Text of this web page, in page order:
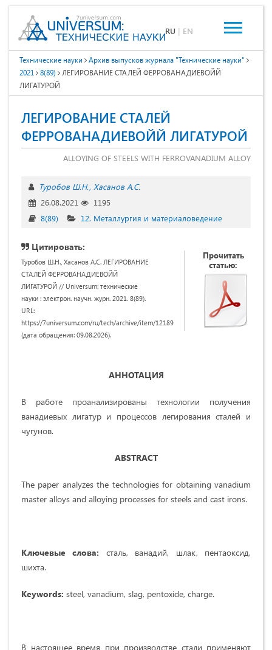
RU | EN
Технические науки
Архив выпусков журнала "Технические науки"
2021
8(89)
ЛЕГИРОВАНИЕ СТАЛЕЙ ФЕРРОВАНАДИЕВОЙЙ
ЛИГАТУРОЙ
ЛЕГИРОВАНИЕ СТАЛЕЙ
ФЕРРОВАНАДИЕВОЙЙ ЛИГАТУРОЙ
ALLOYING OF STEELS WITH FERROVANADIUM ALLOY
Туробов Ш.Н. Хасанов А.С.
26.08.2021
1195
8(89)
12. Металлургия и материаловедение
Цитировать:
Туробов Ш.Н., Хасанов А.С. ЛЕГИРОВАНИЕ
СТАЛЕЙ ФЕРРОВАНАДИЕВОЙЙ
ЛИГАТУРОЙ // Universum: технические
науки : электрон. научн. журн. 2021. 8(89).
URL:
https://7universum.com/ru/tech/archive/item/12189
(дата обращения: 09.08.2026).
Прочитать
статью:
АННОТАЦИЯ
В работе проанализированы технологии получения
ванадиевых лигатур и процессов легирования сталей и
чугунов.
ABSTRACT
The paper analyzes the technologies for obtaining vanadium
master alloys and alloying processes for steels and cast irons.
Ключевые слова: сталь, ванадий, шлак, пентаоксид,
шихта.
Keywords: steel, vanadium, slag, pentoxide, charge.
В настоящее время при производстве стали применяют